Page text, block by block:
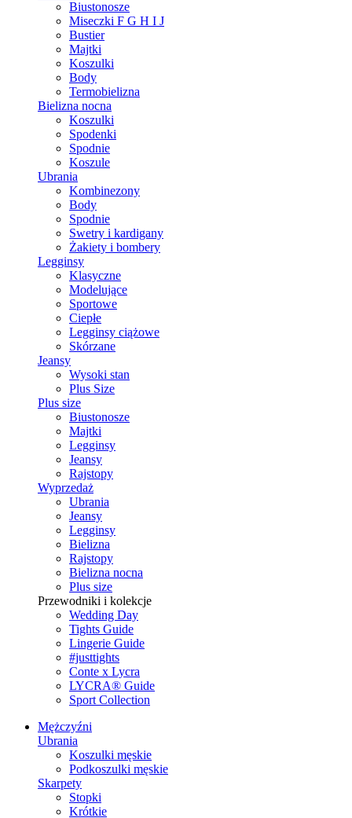
Biustonosze
Miseczki F G H I J
Bustier
Majtki
Koszulki
Body
Termobielizna
Bielizna nocna
Koszulki
Spodenki
Spodnie
Koszule
Ubrania
Kombinezony
Body
Spodnie
Swetry i kardigany
Żakiety i bombery
Legginsy
Klasyczne
Modelujące
Sportowe
Ciepłe
Legginsy ciążowe
Skórzane
Jeansy
Wysoki stan
Plus Size
Plus size
Biustonosze
Majtki
Legginsy
Jeansy
Rajstopy
Wyprzedaż
Ubrania
Jeansy
Legginsy
Bielizna
Rajstopy
Bielizna nocna
Plus size
Przewodniki i kolekcje
Wedding Day
Tights Guide
Lingerie Guide
#justtights
Conte x Lycra
LYCRA® Guide
Sport Сollection
Mężczyźni
Ubrania
Koszulki męskie
Podkoszulki męskie
Skarpety
Stopki
Krótkie